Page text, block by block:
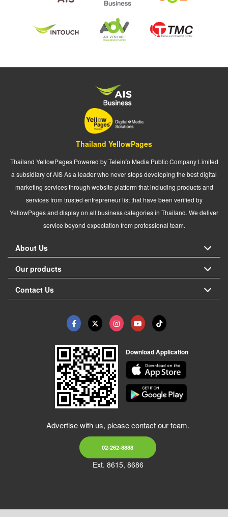
Thailand YellowPages
Thailand YellowPages Powered by Teleinfo Media Public Company Limited
a subsidiary of AIS As a leader who never stops developing the best digital
marketing services through website platform that including products and
services from trusted entrepreneur list that have been verified by
YellowPages and display on all business categories in Thailand. We deliver
service beyond expectation from professional team.
About Us
Our products
Contact Us
Download Application
Advertise with us, please contact our team.
02-262-8888
Ext. 8615, 8686